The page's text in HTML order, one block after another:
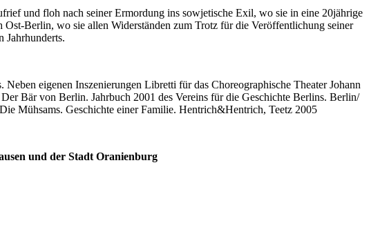
und floh nach seiner Ermordung ins sowjetische Exil, wo sie in eine 20jährige
Berlin, wo sie allen Widerständen zum Trotz für die Veröffentlichung seiner
Jahrhunderts.
eigenen Inszenierungen Libretti für das Choreographische Theater Johann
Bär von Berlin. Jahrbuch 2001 des Vereins für die Geschichte Berlins. Berlin/
Mühsams. Geschichte einer Familie. Hentrich&Hentrich, Teetz 2005
und der Stadt Oranienburg